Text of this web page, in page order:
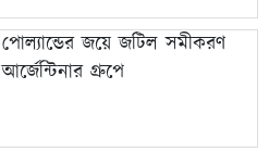
পোল্যান্ডের জয়ে জটিল সমীকরণ
আর্জেন্টিনার গ্রুপে